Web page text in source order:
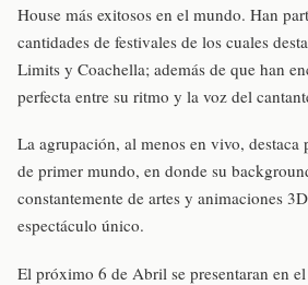
House más exitosos en el mundo. Han
cantidades de festivales de los cuales
Limits y Coachella; además de que han
perfecta entre su ritmo y la voz del
La agrupación, al menos en vivo, destaca
de primer mundo, en donde su
constantemente de artes y animaciones
espectáculo único.
El próximo 6 de Abril se presentaran en